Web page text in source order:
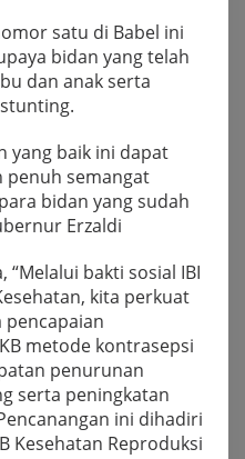
satu di Babel ini
bidan yang telah
dan anak serta
yang baik ini dapat
penuh semangat
bidan yang sudah
Erzaldi
bakti sosial IBI
kita perkuat
metode kontrasepsi
penurunan
serta peningkatan
ini dihadiri
Kesehatan Reproduksi